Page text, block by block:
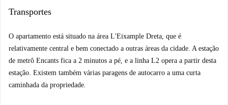
Transportes
O apartamento está situado na área L'Eixample Dreta, que é
relativamente central e bem conectado a outras áreas da cidade. A estação
de metrô Encants fica a 2 minutos a pé, e a linha L2 opera a partir desta
estação. Existem também várias paragens de autocarro a uma curta
caminhada da propriedade.